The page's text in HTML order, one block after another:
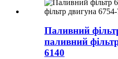
Паливний
паливний
6140